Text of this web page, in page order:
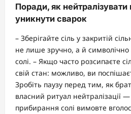
Поради, як
уникнути сварок
– Зберігайте сіль у закритій
не лише зручно, а й символічно
солі. – Якщо часто розсипаєте
свій стан: можливо, ви
Зробіть паузу перед тим, як
власний ритуал нейтралізації
прибирання солі вимовте